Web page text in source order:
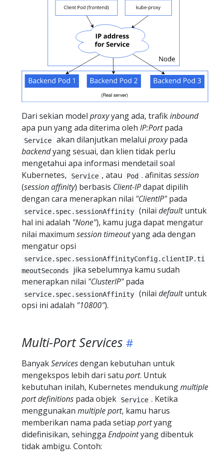
Dari sekian model proxyyang ada, trafikinbound
apa pun yang ada diterima oleh IP:Portpada
Service akan dilanjutkan melalui proxypada
backendyang sesuai, dan klien tidak perlu
mengetahui apa informasi mendetail soal
Kubernetes,
Service , atau Pod . afinitas session
(session affinity) berbasis Client-IPdapat dipilih
dengan cara menerapkan nilai "ClientIP"pada
service.spec.sessionAffinity (nilai defaultuntuk
hal ini adalah "None"), kamu juga dapat mengatur
nilai maximum sessiontimeoutyang ada dengan
mengatur opsi
service.spec.sessionAffinityConfig.clientIP.ti
meoutSeconds
jika sebelumnya kamu sudah
menerapkan nilai "ClusterIP"pada
service.spec.sessionAffinity (nilai defaultuntuk
opsi ini adalah "10800").
Multi-Port Services
BanyakServicesdengan kebutuhan untuk
mengekspos lebih dari satu port. Untuk
kebutuhan inilah, Kubernetes mendukungmultiple
portdefinitions pada objek Service . Ketika
menggunakan multipleport, kamu harus
memberikan nama pada setiap portyang
didefinisikan, sehingga Endpointyang dibentuk
tidak ambigu. Contoh: